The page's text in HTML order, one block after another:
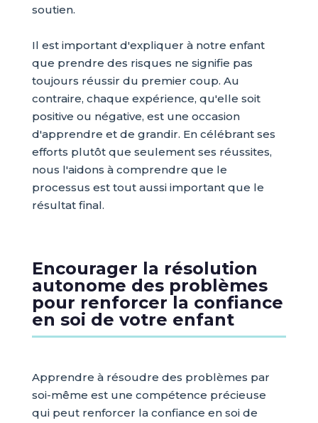
soutien.
Il est important d'expliquer à notre enfant
que prendre des risques ne signifie pas
toujours réussir du premier coup. Au
contraire, chaque expérience, qu'elle soit
positive ou négative, est une occasion
d'apprendre et de grandir. En célébrant ses
efforts plutôt que seulement ses réussites,
nous l'aidons à comprendre que le
processus est tout aussi important que le
résultat final.
Encourager la résolution
autonome des problèmes
pour renforcer la confiance
en soi de votre enfant
Apprendre à résoudre des problèmes par
soi-même est une compétence précieuse
qui peut renforcer la confiance en soi de